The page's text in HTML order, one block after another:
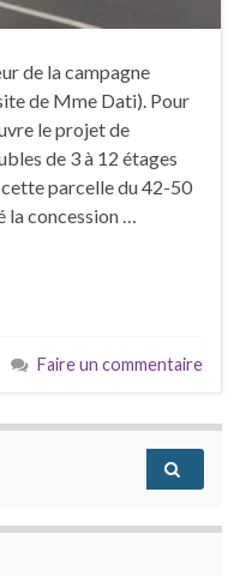
de la campagne
de Mme Dati). Pour
le projet de
de 3 à 12 étages
parcelle du 42-50
la concession …
Faire un commentaire